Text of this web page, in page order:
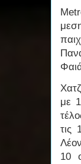
με
τις
10